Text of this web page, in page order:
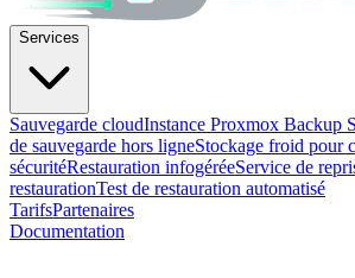
Services
Sauvegarde cloudInstance Proxmox Backup
de sauvegarde hors ligneStockage froid pour
sécuritéRestauration infogéréeService de
restaurationTest de restauration automatisé
TarifsPartenaires
Documentation